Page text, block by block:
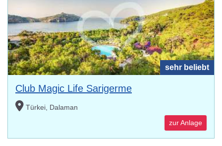
sehr beliebt
Club Magic Life Sarigerme
Türkei, Dalaman
zur Anlage